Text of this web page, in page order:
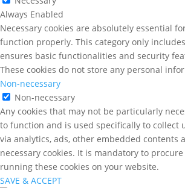
Always Enabled
Necessary cookies are absolutely essential
function properly. This category only
ensures basic functionalities and security
These cookies do not store any personal
Non-necessary
Non-necessary
Any cookies that may not be particularly
to function and is used specifically to collect
via analytics, ads, other embedded contents
necessary cookies. It is mandatory to
running these cookies on your website.
SAVE & ACCEPT